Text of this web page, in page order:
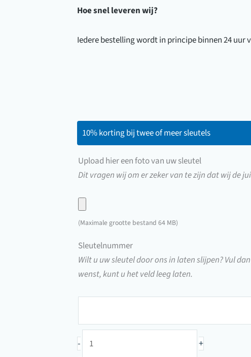
Hoe snel leveren wij?
Iedere bestelling wordt in principe binnen 24 uur
10% korting bij twee of meer sleutels
Upload hier een foto van uw sleutel
Dit vragen wij om er zeker van te zijn dat wij de
hier
foto
van
uw
(Maximale grootte bestand 64 MB)
Sleutelnummer
Wilt u uw sleutel door ons in laten slijpen? Vul
wenst, kunt u het veld leeg laten.
-
sleutelbehuizing
+